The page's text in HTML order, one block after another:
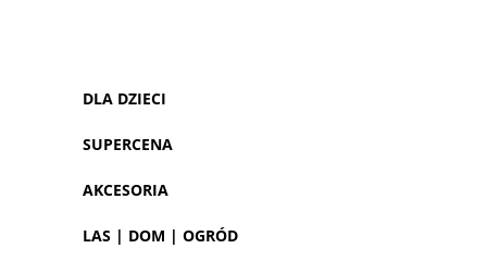
DLA DZIECI
SUPERCENA
AKCESORIA
LAS | DOM | OGRÓD